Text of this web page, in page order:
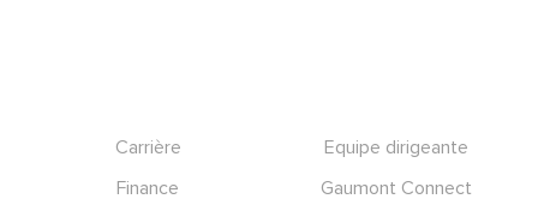
Carrière
Equipe dirigeante
Finance
Gaumont Connect